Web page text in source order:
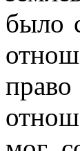
было